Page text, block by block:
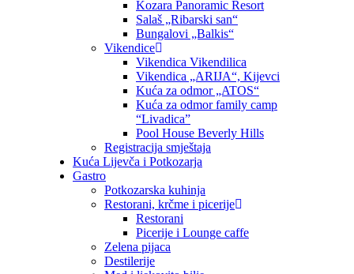
Kozara Panoramic Resort
Salaš „Ribarski san“
Bungalovi „Balkis“
Vikendice
Vikendica Vikendilica
Vikendica „ARIJA“, Kijevci
Kuća za odmor „ATOS“
Kuća za odmor family camp
“Livadica”
Pool House Beverly Hills
Registracija smještaja
Kuća Lijevča i Potkozarja
Gastro
Potkozarska kuhinja
Restorani, krčme i picerije
Restorani
Picerije i Lounge caffe
Zelena pijaca
Destilerije